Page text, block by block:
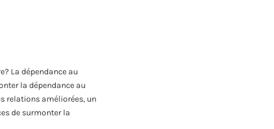
La dépendance au
la dépendance au
relations améliorées, un
de surmonter la